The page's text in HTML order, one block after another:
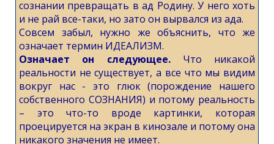
сознании превращать в ад Родину. У него хоть
и не рай все-таки, но зато он вырвался из ада.
Совсем забыл, нужно же объяснить, что же
означает термин ИДЕАЛИЗМ.
Означает он следующее. Что никакой
реальности не существует, а все что мы видим
вокруг нас - это глюк (порождение нашего
собственного СОЗНАНИЯ) и потому реальность
– это что-то вроде картинки, которая
проецируется на экран в кинозале и потому она
никакого значения не имеет.